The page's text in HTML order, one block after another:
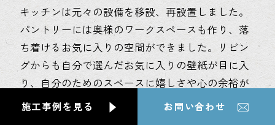
キッチンは元々の設備を移設、再設置しました。
パントリーには奥様のワークスペースも作り、落
ち着けるお気に入りの空間ができました。リビン
グからも自分で選んだお気に入りの壁紙が目に入
り、自分のためのスペースに嬉しさや心の余裕が
生まれます。
施工事例を見る お問い合わせ